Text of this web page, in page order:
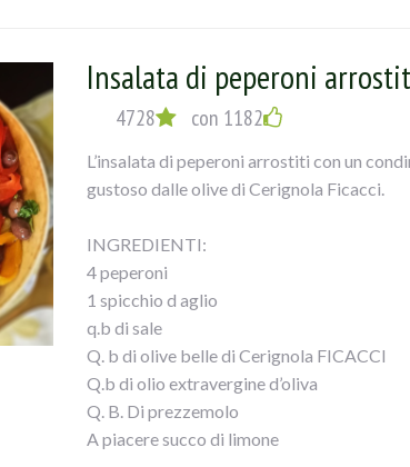
Insalata di peperoni
4728 con 1182
L’insalata di peperoni arrostiti con un
gustoso dalle olive di Cerignola Ficacci.
INGREDIENTI:
4 peperoni
1 spicchio d aglio
q.b di sale
Q. b di olive belle di Cerignola FICACCI
Q.b di olio extravergine d’oliva
Q. B. Di prezzemolo
A piacere succo di limone